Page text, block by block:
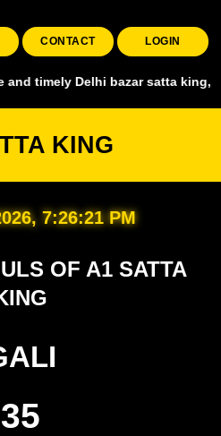
CONTACT LOGIN
bazar satta king, covering
KING
7:26:22 PM
OF A1 SATTA
35